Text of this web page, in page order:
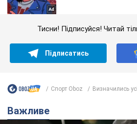
Тисни! Підписуйся! Читай
Підписатись
Спорт Oboz Визначились
Важливе